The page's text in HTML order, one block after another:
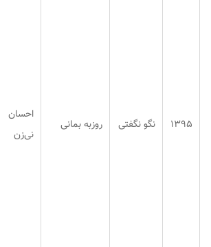
۱۳۹۵ نگو نگفتی روزبه بمانی
احسان
نی‌زن